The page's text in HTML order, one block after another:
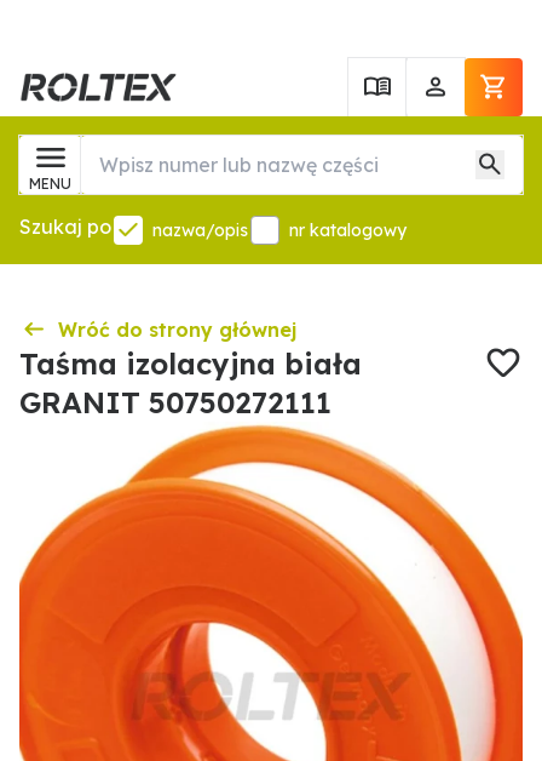
MENU
Szukaj po nazwa/opis nr katalogowy
Wróć do strony głównej
Taśma izolacyjna biała
GRANIT 50750272111